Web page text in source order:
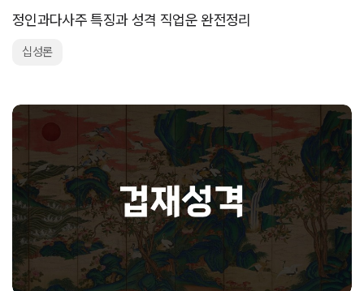
정인과다사주 특징과 성격 직업운 완전정리
십성론